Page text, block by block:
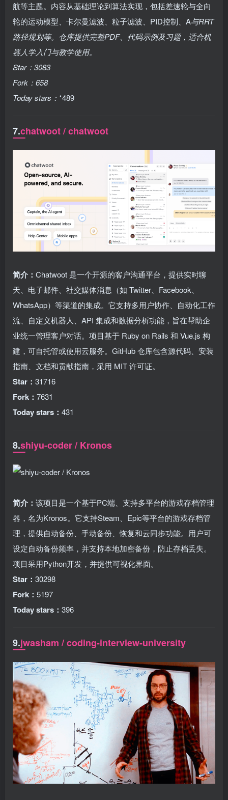
航等主题。内容从基础理论到算法实现，包括差速轮与全向
轮的运动模型、卡尔曼滤波、粒子滤波、PID控制、A与RRT
路径规划等。仓库提供完整PDF、代码示例及习题，适合机
器人学入门与教学使用。
Star： 3083
Fork： 658
Today stars： *489
7.chatwoot / chatwoot
简介： Chatwoot 是一个开源的客户沟通平台，提供实时聊
天、电子邮件、社交媒体消息（如 Twitter、Facebook、
WhatsApp）等渠道的集成。它支持多用户协作、自动化工作
流、自定义机器人、API 集成和数据分析功能，旨在帮助企
业统一管理客户对话。项目基于 Ruby on Rails 和 Vue.js 构
建，可自托管或使用云服务。GitHub 仓库包含源代码、安装
指南、文档和贡献指南，采用 MIT 许可证。
Star： 31716
Fork： 7631
Today stars： 431
8.shiyu-coder / Kronos
简介： 该项目是一个基于PC端、支持多平台的游戏存档管理
器，名为Kronos。它支持Steam、Epic等平台的游戏存档管
理，提供自动备份、手动备份、恢复和云同步功能。用户可
设定自动备份频率，并支持本地加密备份，防止存档丢失。
项目采用Python开发，并提供可视化界面。
Star： 30298
Fork： 5197
Today stars： 396
9.jwasham / coding-interview-university